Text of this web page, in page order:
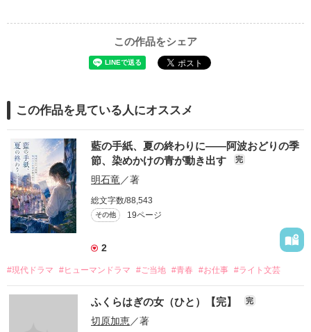
この作品をシェア
この作品を見ている人にオススメ
藍の手紙、夏の終わりに――阿波おどりの季
節、染めかけの青が動き出す
完
明石竜 ／著
総文字数/88,543
その他 19ページ
2
#現代ドラマ #ヒューマンドラマ #ご当地 #青春 #お仕事 #ライト文芸
ふくらはぎの女（ひと）【完】 完
切原加恵／著